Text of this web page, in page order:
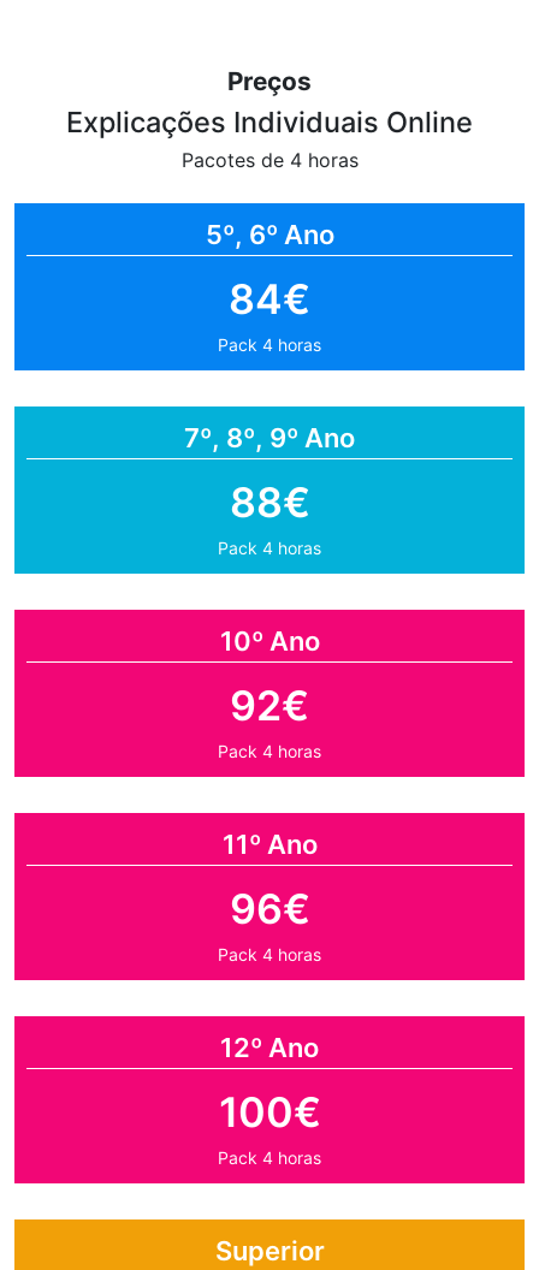
Preços
Explicações Individuais Online
Pacotes de 4 horas
5º, 6º Ano
84€
Pack 4 horas
7º, 8º, 9º Ano
88€
Pack 4 horas
10º Ano
92€
Pack 4 horas
11º Ano
96€
Pack 4 horas
12º Ano
100€
Pack 4 horas
Superior